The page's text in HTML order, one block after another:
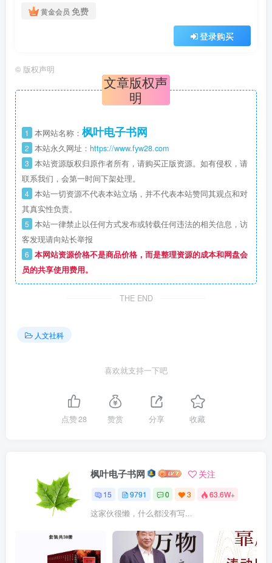
黄金会员 免费
登录购买
© 版权声明
文章版权声
明
1 本网站名称： 枫叶电子书网
2 本站永久网址： https://www.fyw28.com
3 本站资源版权归原作者所有，请购买正版资源。如有侵权，请
联系我们，会第一时间下架处理。
4 本站一切资源不代表本站立场，并不代表本站赞同其观点和对
其真实性负责。
5 本站一律禁止以任何方式发布或转载任何违法的相关信息，访
客发现请向站长举报
6 本网站资源价格不是商品价格，而是整理资源的成本和网盘会
员的共享使用费用。
THE END
人文社科
喜欢就支持一下吧
点赞28 赞赏 分享 收藏
枫叶电子书网 关注
15 9791 0 3 63.6W+
这家伙很懒，什么都没有写...